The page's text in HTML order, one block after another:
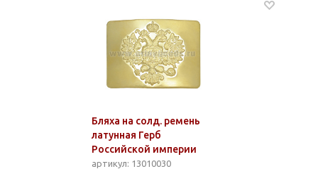
Бляха на солд. ремень
латунная Герб
Российской империи
артикул: 13010030